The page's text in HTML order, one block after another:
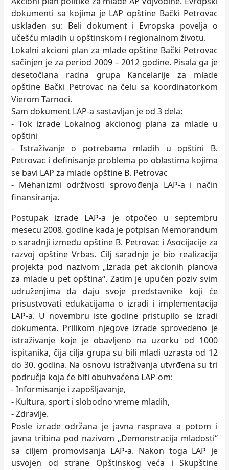
dokumenti sa kojima je LAP opštine Bački Petrovac
usklađen su: Beli dokument i Evropska povelja o
učešću mladih u opštinskom i regionalnom životu.
Lokalni akcioni plan za mlade opštine Bački Petrovac
sačinjen je za period 2009 – 2012 godine. Pisala ga je
desetočlana radna grupa Kancelarije za mlade
opštine Bački Petrovac na čelu sa koordinatorkom
Vierom Tarnoci.
Sam dokument LAP-a sastavljan je od 3 dela:
- Tok izrade Lokalnog akcionog plana za mlade u
opštini
- Istraživanje o potrebama mladih u opštini B.
Petrovac i definisanje problema po oblastima kojima
se bavi LAP za mlade opštine B. Petrovac
- Mehanizmi održivosti sprovođenja LAP-a i način
finansiranja.
Postupak izrade LAP-a je otpočeo u septembru
mesecu 2008. godine kada je potpisan Memorandum
o saradnji između opštine B. Petrovac i Asocijacije za
razvoj opštine Vrbas. Cilj saradnje je bio realizacija
projekta pod nazivom „Izrada pet akcionih planova
za mlade u pet opština“. Zatim je upućen poziv svim
udruženjima da daju svoje predstavnike koji će
prisustvovati edukacijama o izradi i implementacija
LAP-a. U novembru iste godine pristupilo se izradi
dokumenta. Prilikom njegove izrade sprovedeno je
istraživanje koje je obavljeno na uzorku od 1000
ispitanika, čija cilja grupa su bili mladi uzrasta od 12
do 30. godina. Na osnovu istraživanja utvrđena su tri
područja koja će biti obuhvaćena LAP-om:
- Informisanje i zapošljavanje,
- Kultura, sport i slobodno vreme mladih,
- Zdravlje.
Posle izrade održana je javna rasprava a potom i
javna tribina pod nazivom „Demonstracija mladosti“
sa ciljem promovisanja LAP-a. Nakon toga LAP je
usvojen od strane Opštinskog veća i Skupštine